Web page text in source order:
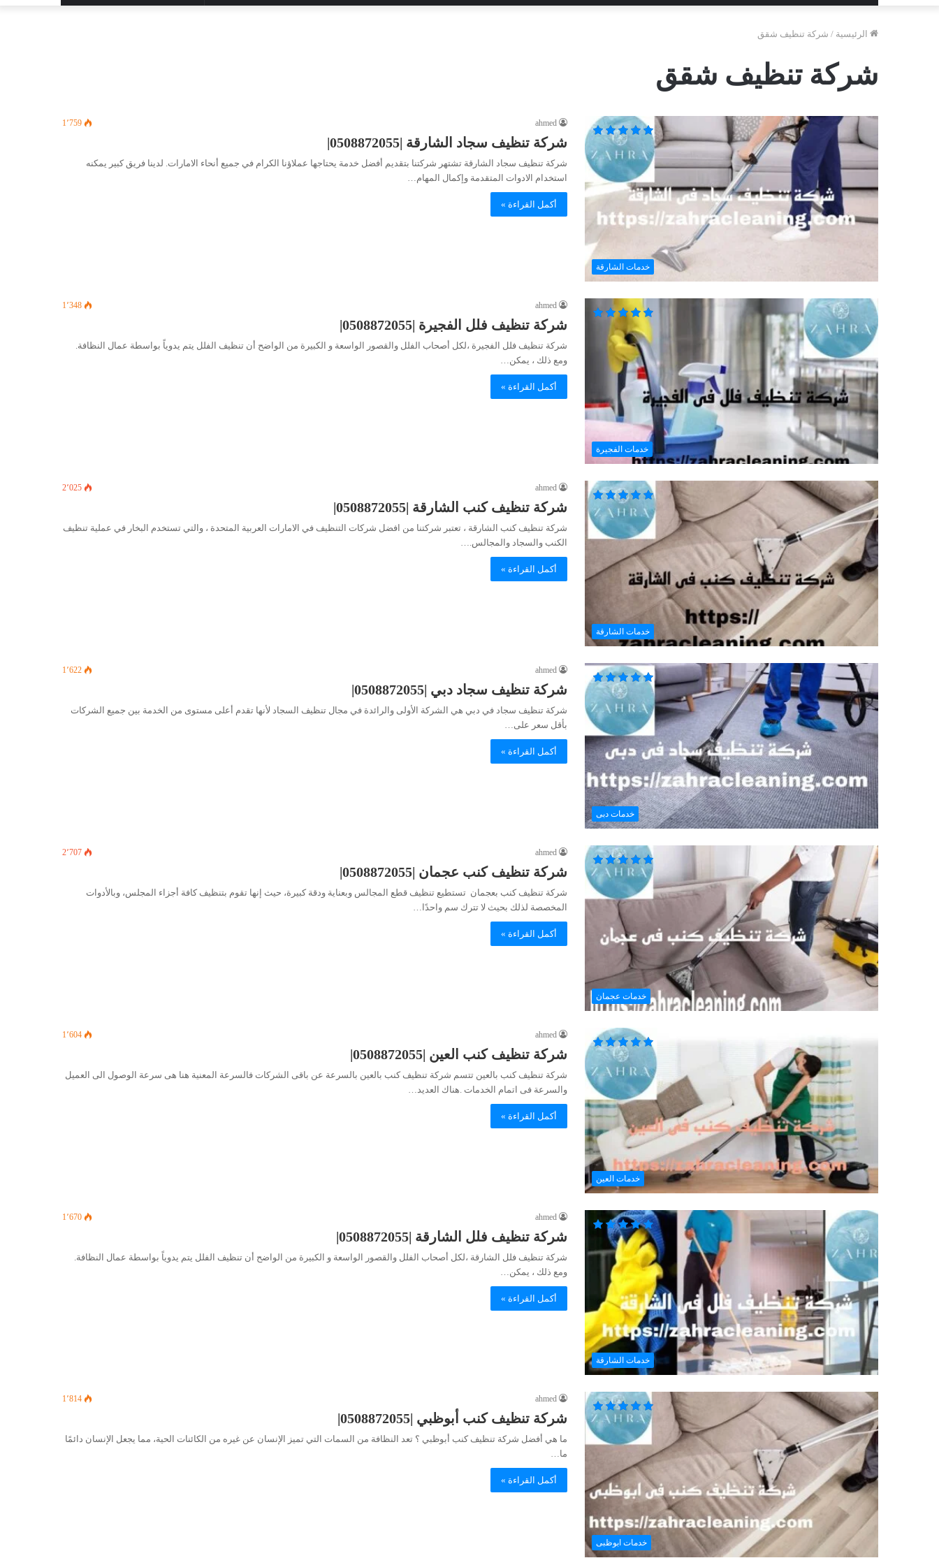
الرئيسية / شركة تنظيف شقق
شركة تنظيف شقق
خدمات الشارقة
ahmed 1٬759
شركة تنظيف سجاد الشارقة |0508872055|
شركة تنظيف سجاد الشارقة تشتهر شركتنا بتقديم أفضل خدمة يحتاجها عملاؤنا الكرام في جميع أنحاء الامارات. لدينا فريق كبير يمكنه
استخدام الادوات المتقدمة وإكمال المهام…
أكمل القراءة »
خدمات الفجيرة
ahmed 1٬348
شركة تنظيف فلل الفجيرة |0508872055|
شركة تنظيف فلل الفجيرة ،لكل أصحاب الفلل والقصور الواسعة و الكبيرة من الواضح أن تنظيف الفلل يتم يدوياً بواسطة عمال النظافة.
ومع ذلك ، يمكن…
أكمل القراءة »
خدمات الشارقة
ahmed 2٬025
شركة تنظيف كنب الشارقة |0508872055|
شركة تنظيف كنب الشارقة ، تعتبر شركتنا من افضل شركات التنظيف في الامارات العربية المتحدة ، والتي تستخدم البخار في عملية تنظيف
الكنب والسجاد والمجالس.…
أكمل القراءة »
خدمات دبى
ahmed 1٬622
شركة تنظيف سجاد دبي |0508872055|
شركة تنظيف سجاد في دبي هي الشركة الأولى والرائدة في مجال تنظيف السجاد لأنها تقدم أعلى مستوى من الخدمة بين جميع الشركات
بأقل سعر على…
أكمل القراءة »
خدمات عجمان
ahmed 2٬707
شركة تنظيف كنب عجمان |0508872055|
شركة تنظيف كنب بعجمان تستطيع تنظيف قطع المجالس وبعناية ودقة كبيرة، حيث إنها تقوم بتنظيف كافة أجزاء المجلس، وبالأدوات
المخصصة لذلك بحيث لا تترك سم واحدًا…
أكمل القراءة »
خدمات العين
ahmed 1٬604
شركة تنظيف كنب العين |0508872055|
شركة تنظيف كنب بالعين تتسم شركة تنظيف كنب بالعين بالسرعة عن باقى الشركات فالسرعة المعنية هنا هى سرعة الوصول الى العميل
والسرعة فى اتمام الخدمات .هناك العديد…
أكمل القراءة »
خدمات الشارقة
ahmed 1٬670
شركة تنظيف فلل الشارقة |0508872055|
شركة تنظيف فلل الشارقة ،لكل أصحاب الفلل والقصور الواسعة و الكبيرة من الواضح أن تنظيف الفلل يتم يدوياً بواسطة عمال النظافة.
ومع ذلك ، يمكن…
أكمل القراءة »
خدمات ابوظبى
ahmed 1٬814
شركة تنظيف كنب أبوظبي |0508872055|
ما هي أفضل شركة تنظيف كنب أبوظبي ؟ تعد النظافة من السمات التي تميز الإنسان عن غيره من الكائنات الحية، مما يجعل الإنسان دائمًا
ما…
أكمل القراءة »